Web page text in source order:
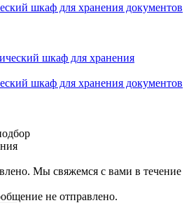
шкаф для хранения документов
шкаф для хранения документов
Мы свяжемся с вами в течение
не отправлено.